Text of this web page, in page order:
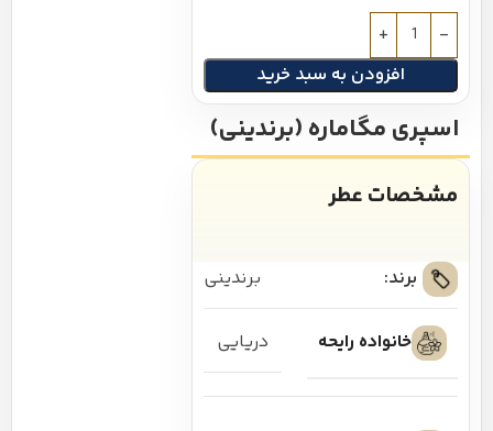
افزودن به سبد خرید
اسپری مگاماره (برندینی)
مشخصات عطر
برند: برندینی
خانواده رایحه دریایی